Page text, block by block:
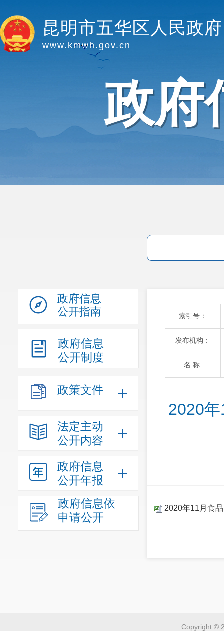
昆明市五华区人民政府
www.kmwh.gov.cn
政府
政府信息
公开指南
政府信息
公开制度
政策文件
法定主动
公开内容
政府信息
公开年报
政府信息依
申请公开
索引号：
发布机构：
名 称:
2020
2020年11月食
Copyright ©